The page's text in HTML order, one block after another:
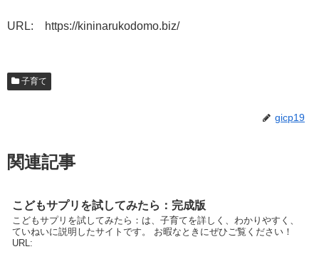
URL: https://kininarukodomo.biz/
子育て
gicp19
関連記事
こどもサプリを試してみたら：完成版
こどもサプリを試してみたら：は、子育てを詳しく、わかりやすく、
ていねいに説明したサイトです。 お暇なときにぜひご覧ください！
URL: